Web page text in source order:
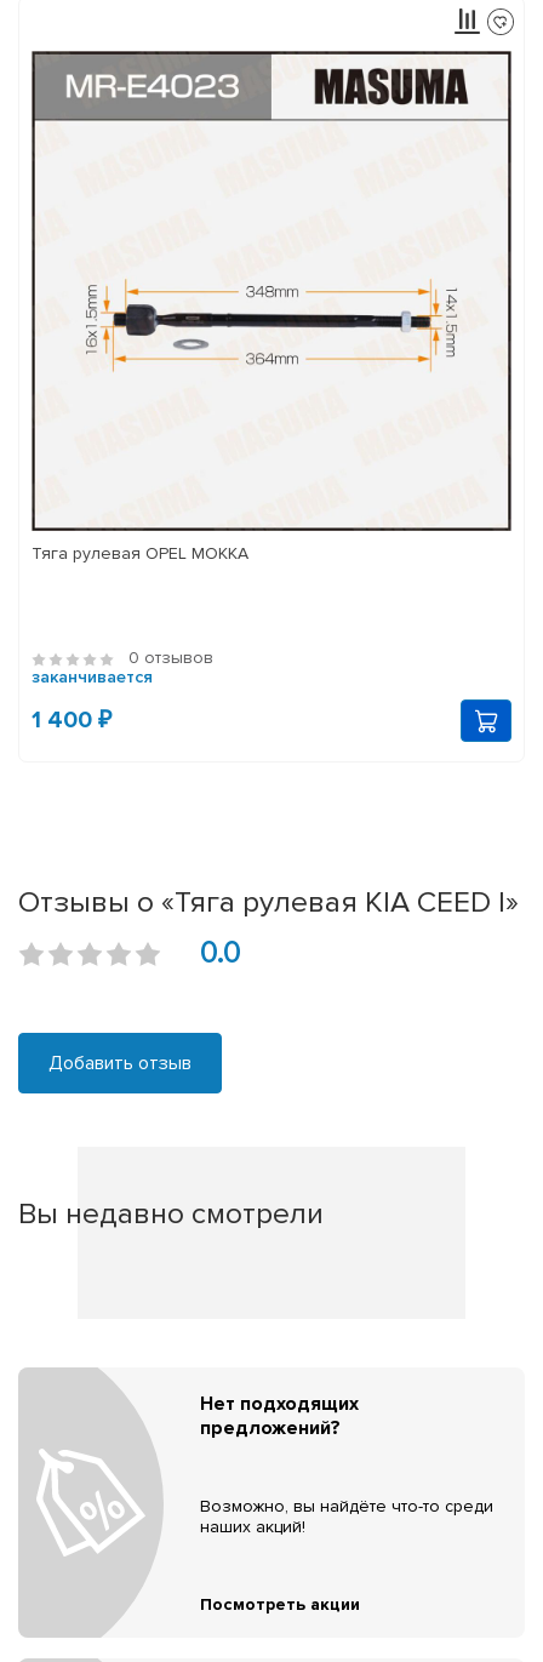
Тяга рулевая OPEL MOKKA
0 отзывов
заканчивается
1 400 ₽
Отзывы о «Тяга рулевая KIA CEED I»
0.0
Добавить отзыв
Вы недавно смотрели
Нет подходящих
предложений?
Возможно, вы найдёте что-то среди
наших акций!
Посмотреть акции